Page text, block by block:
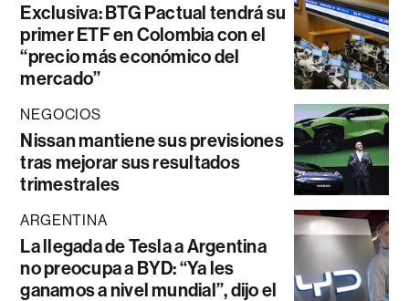
Exclusiva: BTG Pactual tendrá su
primer ETF en Colombia con el
“precio más económico del
mercado”
NEGOCIOS
Nissan mantiene sus previsiones
tras mejorar sus resultados
trimestrales
ARGENTINA
La llegada de Tesla a Argentina
no preocupa a BYD: “Ya les
ganamos a nivel mundial”, dijo el